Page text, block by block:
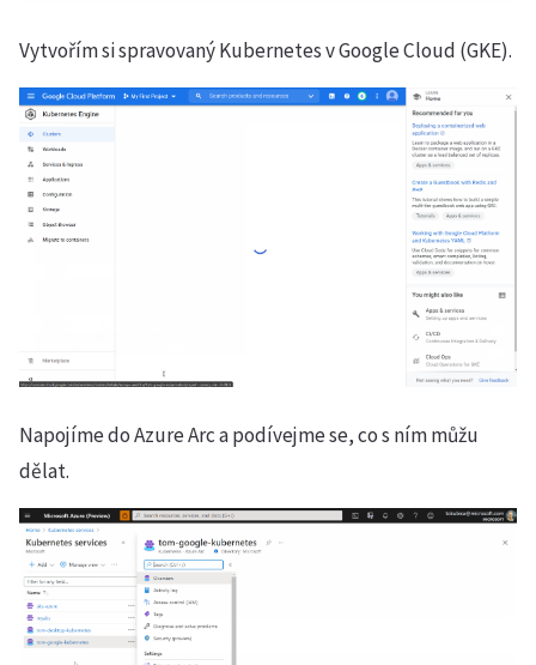
Vytvořím si spravovaný Kubernetes v Google Cloud (GKE).
Napojíme do Azure Arc a podívejme se, co s ním můžu
dělat.